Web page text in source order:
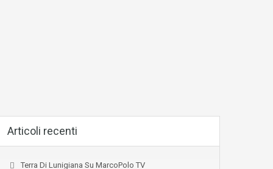
Articoli recenti
Terra Di Lunigiana Su MarcoPolo TV